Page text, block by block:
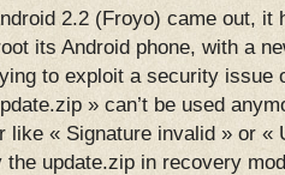
2.2 (Froyo) came out, it
its Android phone, with a
to exploit a security issue
» can’t be used
like « Signature invalid » or «
update.zip in recovery